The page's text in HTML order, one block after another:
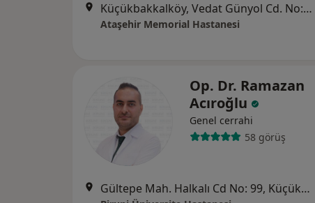
Küçükbakkalköy, Vedat Günyol Cd. No:28-30, İstanbul
Ataşehir Memorial Hastanesi
Op. Dr. Ramazan
Acıroğlu
Genel cerrahi
58 görüş
Gültepe Mah. Halkalı Cd No: 99, Küçükçekmece